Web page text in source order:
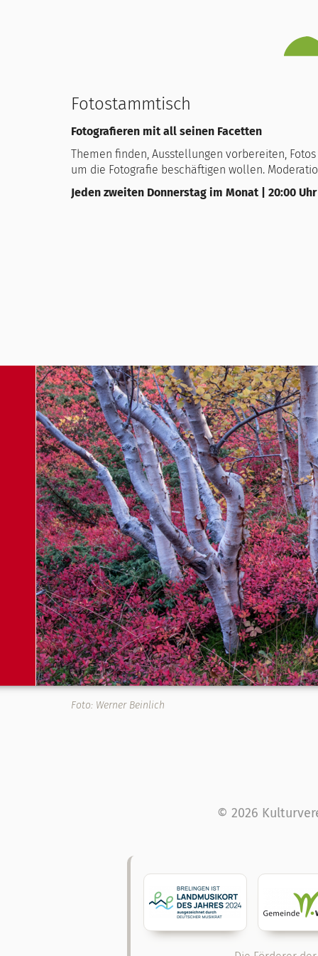
Fotostammtisch
Fotografieren mit all seinen Facetten
Themen finden, Ausstellungen vorbereiten,
um die Fotografie beschäftigen wollen.
Jeden zweiten Donnerstag im Monat | 20:00 Uhr
Foto: Werner Beinlich
© 2026